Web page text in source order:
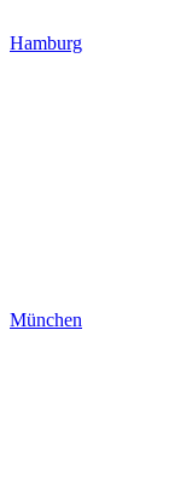
Hamburg
München